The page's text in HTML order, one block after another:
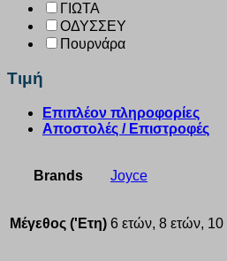
ΓΙΩΤΑ
ΟΔΥΣΣΕΥ
Πουρνάρα
Τιμή
Επιπλέον πληροφορίες
Αποστολές / Επιστροφές
Brands Joyce
Μέγεθος ('Ετη) 6 ετών, 8 ετών,